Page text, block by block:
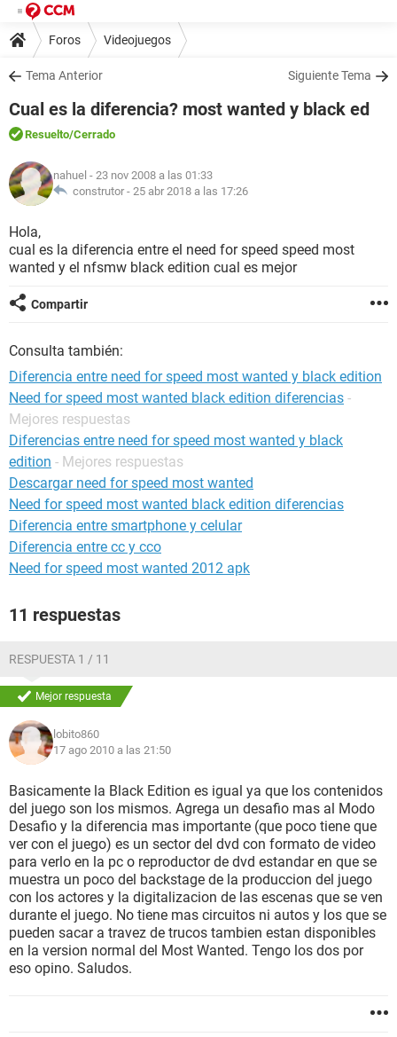
Foros Videojuegos
Tema Anterior Siguiente Tema
Cual es la diferencia? most wanted y black ed
Resuelto/Cerrado
nahuel - 23 nov 2008 a las 01:33
construtor - 25 abr 2018 a las 17:26
Hola,
cual es la diferencia entre el need for speed speed most
wanted y el nfsmw black edition cual es mejor
Compartir
Consulta también:
Diferencia entre need for speed most wanted y black edition
Need for speed most wanted black edition diferencias -
Mejores respuestas
Diferencias entre need for speed most wanted y black
edition - Mejores respuestas
Descargar need for speed most wanted
Need for speed most wanted black edition diferencias
Diferencia entre smartphone y celular
Diferencia entre cc y cco
Need for speed most wanted 2012 apk
11 respuestas
RESPUESTA 1 / 11
Mejor respuesta
lobito860
17 ago 2010 a las 21:50
Basicamente la Black Edition es igual ya que los contenidos
del juego son los mismos. Agrega un desafio mas al Modo
Desafio y la diferencia mas importante (que poco tiene que
ver con el juego) es un sector del dvd con formato de video
para verlo en la pc o reproductor de dvd estandar en que se
muestra un poco del backstage de la produccion del juego
con los actores y la digitalizacion de las escenas que se ven
durante el juego. No tiene mas circuitos ni autos y los que se
pueden sacar a travez de trucos tambien estan disponibles
en la version normal del Most Wanted. Tengo los dos por
eso opino. Saludos.